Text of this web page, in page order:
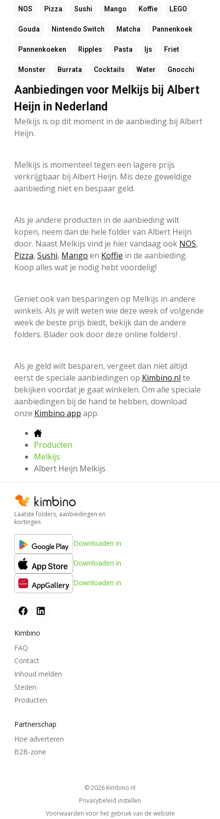
NOS Pizza Sushi Mango Koffie LEGO
Gouda Nintendo Switch Matcha Pannenkoek
Pannenkoeken Ripples Pasta Ijs Friet
Monster Burrata Cocktails Water Gnocchi
Aanbiedingen voor Melkijs bij Albert
Heijn in Nederland
Melkijs is op dit moment in de aanbieding bij Albert
Heijn.
Melkijs is momenteel tegen een lagere prijs
verkrijgbaar bij Albert Heijn. Mis deze geweldige
aanbieding niet en bespaar geld.
Als je andere producten in de aanbieding wilt
kopen, neem dan de hele folder van Albert Heijn
door. Naast Melkijs vind je hier vandaag ook NOS,
Pizza, Sushi, Mango en Koffie in de aanbieding.
Koop alles wat je nodig hebt voordelig!
Geniet ook van besparingen op Melkijs in andere
winkels. Als je wilt weten wie deze week of volgende
week de beste prijs biedt, bekijk dan de andere
folders. Blader ook door deze online folders! .
Als je geld wilt besparen, vergeet dan niet altijd
eerst de speciale aanbiedingen op Kimbino.nl te
bekijken voordat je gaat winkelen. Om alle speciale
aanbiedingen bij de hand te hebben, download
onze Kimbino app app.
Producten
Melkijs
Albert Heijn Melkijs
Laatste folders, aanbiedingen en
kortingen
Downloaden in
Downloaden in
Downloaden in
Kimbino
FAQ
Contact
Inhoud melden
Steden
Producten
Partnerschap
Hoe adverteren
B2B-zone
© 2026
kimbino.nl
Privacybeleid instellen
Voorwaarden voor het gebruik van de website